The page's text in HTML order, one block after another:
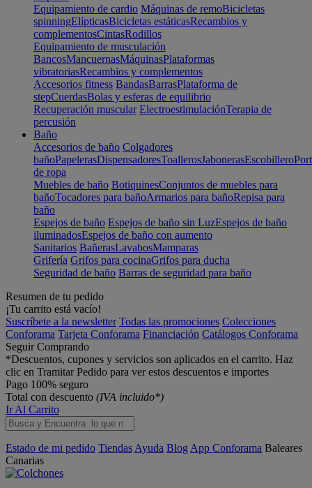
Equipamiento de cardio Máquinas de remoBicicletas
spinningElípticasBicicletas estáticasRecambios y
complementosCintasRodillos
Equipamiento de musculación
BancosMancuernasMáquinasPlataformas
vibratoriasRecambios y complementos
Accesorios fitness BandasBarrasPlataforma de
stepCuerdasBolas y esferas de equilibrio
Recuperación muscular ElectroestimulaciónTerapia de
percusión
Baño
Accesorios de baño Colgadores
bañoPapelerasDispensadoresToallerosJabonerasEscobillero
de ropa
Muebles de baño BotiquinesConjuntos de muebles para
bañoTocadores para bañoArmarios para bañoRepisa para
baño
Espejos de baño Espejos de baño sin LuzEspejos de baño
iluminadosEspejos de baño con aumento
Sanitarios BañerasLavabosMamparas
Grifería Grifos para cocinaGrifos para ducha
Seguridad de baño Barras de seguridad para baño
Resumen de tu pedido
¡Tu carrito está vacío!
Suscríbete a la newsletter Todas las promociones Colecciones
Conforama Tarjeta Conforama Financiación Catálogos Conforama
Seguir Comprando
*Descuentos, cupones y servicios son aplicados en el carrito. Haz
clic en Tramitar Pedido para ver estos descuentos e importes
Pago 100% seguro
Total con descuento (IVA incluido*)
Ir Al Carrito
Estado de mi pedido Tiendas Ayuda Blog App Conforama Baleares
Canarias